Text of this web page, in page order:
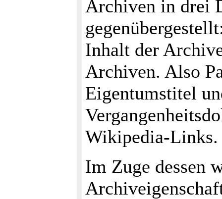
Archiven in drei
Inhalt der
Archiven. Also
Eigentumstitel
Wikipedia-Links.
Im Zuge dessen